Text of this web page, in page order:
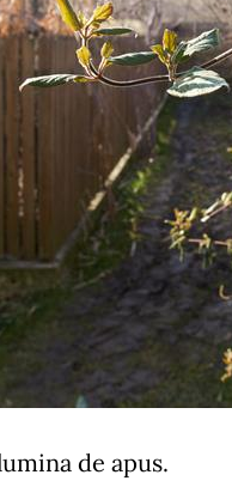
de apus.